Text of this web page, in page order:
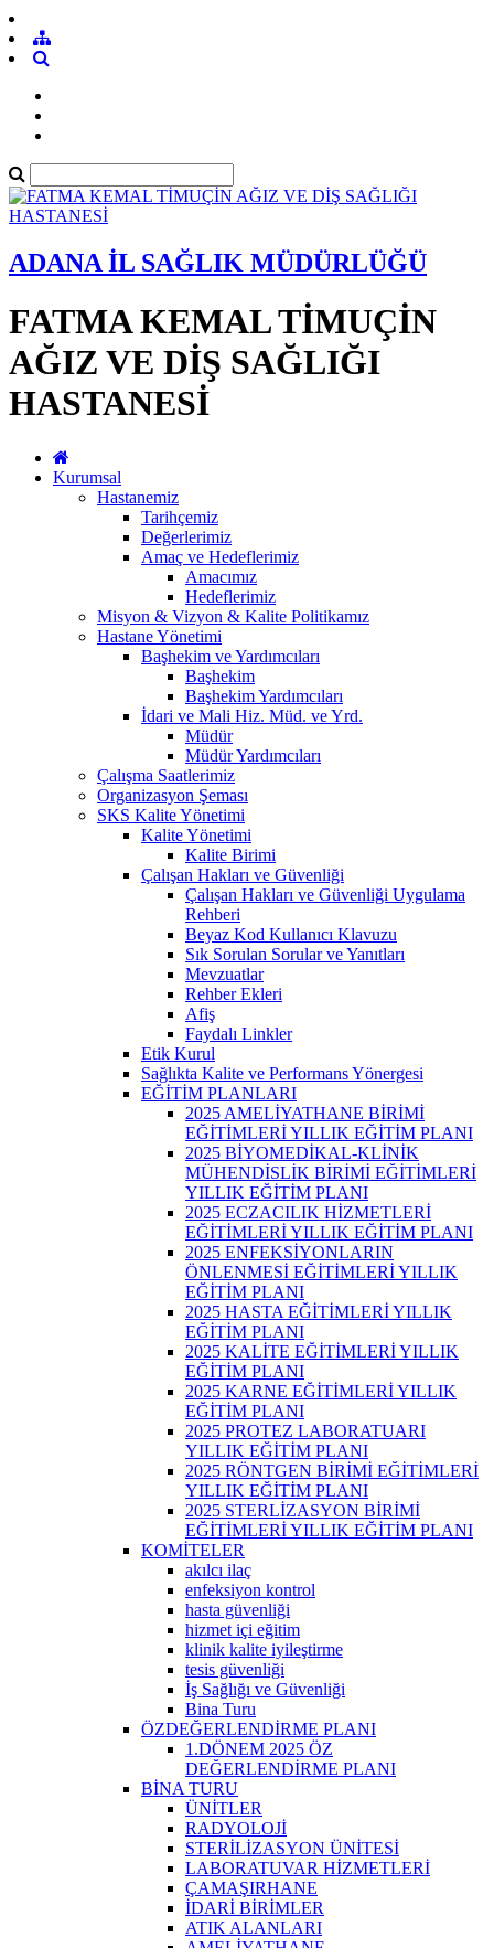
ADANA İL SAĞLIK MÜDÜRLÜĞÜ
FATMA KEMAL TİMUÇİN
AĞIZ VE DİŞ SAĞLIĞI
HASTANESİ
Kurumsal
Hastanemiz
Tarihçemiz
Değerlerimiz
Amaç ve Hedeflerimiz
Amacımız
Hedeflerimiz
Misyon & Vizyon & Kalite Politikamız
Hastane Yönetimi
Başhekim ve Yardımcıları
Başhekim
Başhekim Yardımcıları
İdari ve Mali Hiz. Müd. ve Yrd.
Müdür
Müdür Yardımcıları
Çalışma Saatlerimiz
Organizasyon Şeması
SKS Kalite Yönetimi
Kalite Yönetimi
Kalite Birimi
Çalışan Hakları ve Güvenliği
Çalışan Hakları ve Güvenliği Uygulama
Rehberi
Beyaz Kod Kullanıcı Klavuzu
Sık Sorulan Sorular ve Yanıtları
Mevzuatlar
Rehber Ekleri
Afiş
Faydalı Linkler
Etik Kurul
Sağlıkta Kalite ve Performans Yönergesi
EĞİTİM PLANLARI
2025 AMELİYATHANE BİRİMİ
EĞİTİMLERİ YILLIK EĞİTİM PLANI
2025 BİYOMEDİKAL-KLİNİK
MÜHENDİSLİK BİRİMİ EĞİTİMLERİ
YILLIK EĞİTİM PLANI
2025 ECZACILIK HİZMETLERİ
EĞİTİMLERİ YILLIK EĞİTİM PLANI
2025 ENFEKSİYONLARIN
ÖNLENMESİ EĞİTİMLERİ YILLIK
EĞİTİM PLANI
2025 HASTA EĞİTİMLERİ YILLIK
EĞİTİM PLANI
2025 KALİTE EĞİTİMLERİ YILLIK
EĞİTİM PLANI
2025 KARNE EĞİTİMLERİ YILLIK
EĞİTİM PLANI
2025 PROTEZ LABORATUARI
YILLIK EĞİTİM PLANI
2025 RÖNTGEN BİRİMİ EĞİTİMLERİ
YILLIK EĞİTİM PLANI
2025 STERLİZASYON BİRİMİ
EĞİTİMLERİ YILLIK EĞİTİM PLANI
KOMİTELER
akılcı ilaç
enfeksiyon kontrol
hasta güvenliği
hizmet içi eğitim
klinik kalite iyileştirme
tesis güvenliği
İş Sağlığı ve Güvenliği
Bina Turu
ÖZDEĞERLENDİRME PLANI
1.DÖNEM 2025 ÖZ
DEĞERLENDİRME PLANI
BİNA TURU
ÜNİTLER
RADYOLOJİ
STERİLİZASYON ÜNİTESİ
LABORATUVAR HİZMETLERİ
ÇAMAŞIRHANE
İDARİ BİRİMLER
ATIK ALANLARI